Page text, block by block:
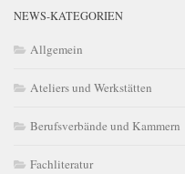
NEWS-KATEGORIEN
Allgemein
Ateliers und Werkstätten
Berufsverbände und Kammern
Fachliteratur